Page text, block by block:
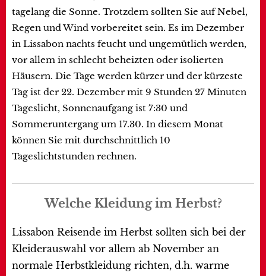
tagelang die Sonne. Trotzdem sollten Sie auf Nebel,
Regen und Wind vorbereitet sein. Es im Dezember
in Lissabon nachts feucht und ungemütlich werden,
vor allem in schlecht beheizten oder isolierten
Häusern. Die Tage werden kürzer und der kürzeste
Tag ist der 22. Dezember mit 9 Stunden 27 Minuten
Tageslicht, Sonnenaufgang ist 7:30 und
Sommeruntergang um 17.30. In diesem Monat
können Sie mit durchschnittlich 10
Tageslichtstunden rechnen.
Welche Kleidung im Herbst?
Lissabon Reisende im Herbst sollten sich bei der
Kleiderauswahl vor allem ab November an
normale Herbstkleidung richten, d.h. warme